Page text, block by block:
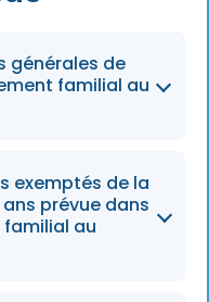
générales de
familial au
par défaut exige
légalement
complètes
regroupement
exemptés de la
prévue dans
au